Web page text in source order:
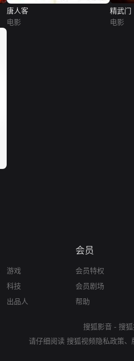
唐人客
电影
精武门
电影
游戏
科技
出品人
会员
会员特权
会员剧场
帮助
搜狐影音 - 搜
请仔细阅读 搜狐视频隐私政策、